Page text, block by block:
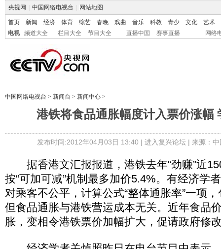
央视网 中国网络电视台 网站地图
首页 新闻 经济 体育 综艺 春晚 戏曲 音乐 科教 青少 文化
艺术
电视
频道大全 栏目大全 节目大全 直播中国 赛事直播 网络
中国网络电视台 > 新闻台 > 新闻中心 >
港铁将食品通胀幅度计入票价涨幅
发布时间:2012年04月03日 13:40 | 进入复兴论坛| 来源：
据香港文汇报报道，港铁去年“劲赚”近
按“可加可减”机制最多加价5.4%。有经济学
对乘客不公平，计算公式“整体通胀率”一项
但食品通胀与港铁营运成本无关。近年食品
胀，变相令港铁票价加幅扩大，促请政府修